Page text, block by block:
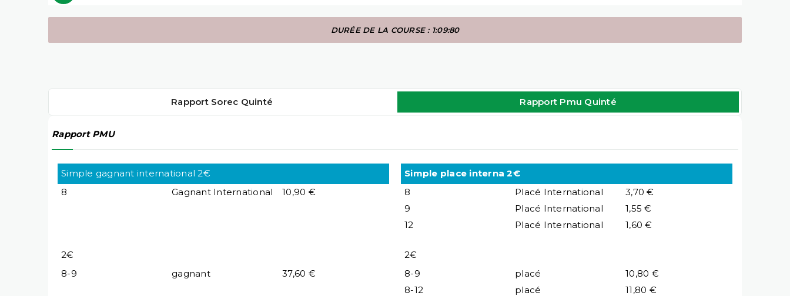
DURÉE DE LA COURSE : 1:09:80
Rapport Sorec Quinté Rapport Pmu Quinté
Rapport PMU
Simple gagnant international 2€
8
Gagnant International 10,90 €
Simple place interna 2€
8
Placé International
3,70 €
9
Placé International
1,55 €
12
Placé International 1,60 €
2€
8-9
gagnant 37,60 €
2€
8-9
placé
10,80 €
8-12
placé
11,80 €